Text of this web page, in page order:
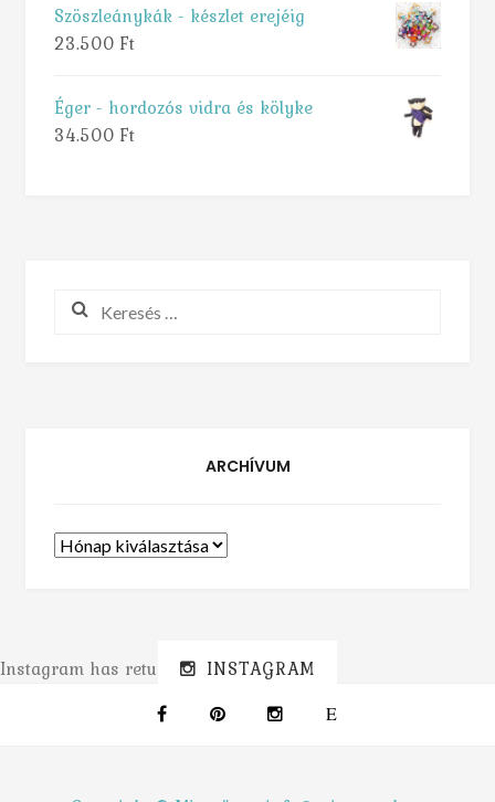
Szöszleánykák - készlet erejéig
23.500 Ft
Éger - hordozós vidra és kölyke
34.500 Ft
Keresés:
ARCHÍVUM
Archívum
Instagram has returned invalid data.
INSTAGRAM